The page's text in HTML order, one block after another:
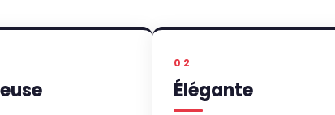
02
Élégante